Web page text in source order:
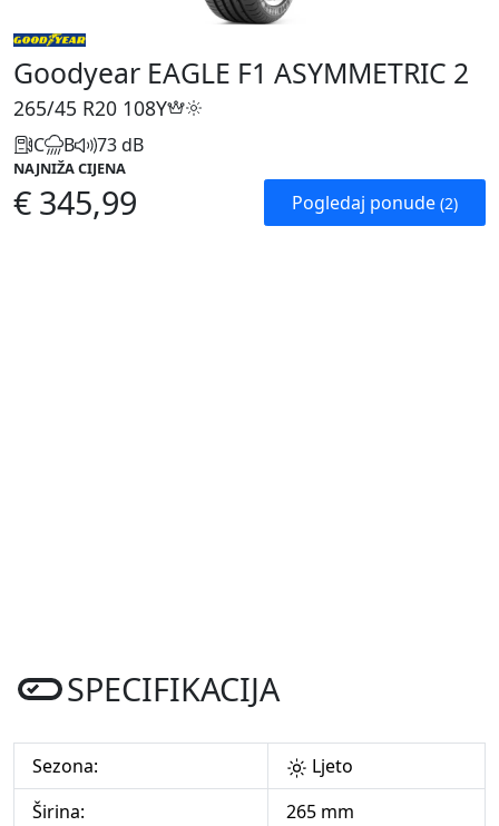
Goodyear EAGLE F1 ASYMMETRIC 2
265/45 R20 108Y
C B 73 dB
NAJNIŽA CIJENA
€ 345,99 Pogledaj ponude (2)
SPECIFIKACIJA
Sezona:
Ljeto
Širina:
265 mm